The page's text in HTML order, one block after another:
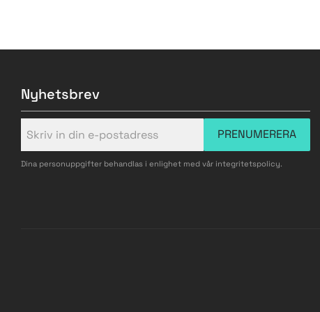
Nyhetsbrev
PRENUMERERA
Dina personuppgifter behandlas i enlighet med vår integritetspolicy.